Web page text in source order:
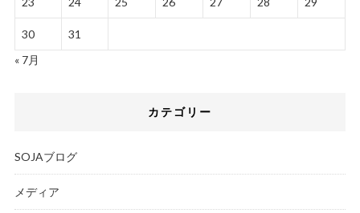
30
31
« 7月
カテゴリー
SOJAブログ
メディア